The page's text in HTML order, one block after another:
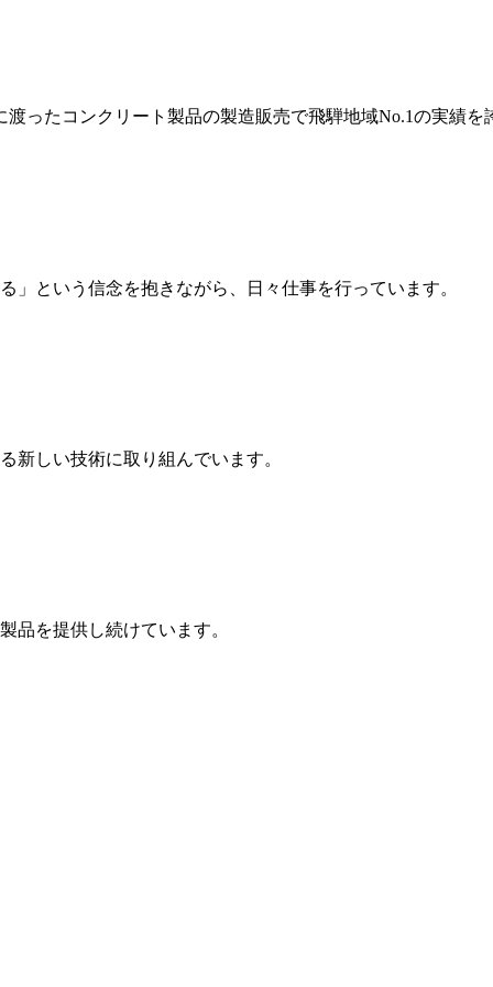
ったコンクリート製品の製造販売で飛騨地域No.1の実績を
という信念を抱きながら、日々仕事を行っています。
新しい技術に取り組んでいます。
品を提供し続けています。